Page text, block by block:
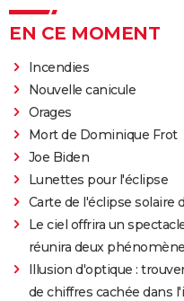
EN CE MOMENT
Incendies
Nouvelle canicule
Orages
Mort de Dominique Frot
Joe Biden
Lunettes pour l'éclipse
Carte de l'éclipse solaire
Le ciel offrira un
réunira deux
Illusion d'optique :
de chiffres cachée dans